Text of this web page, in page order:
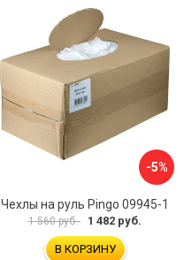
-5%
Чехлы на руль Pingo 09945-1
1 560 руб. 1 482 руб.
В КОРЗИНУ